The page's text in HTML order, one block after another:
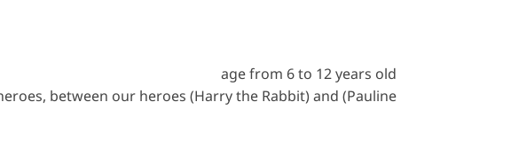
age from 6 to 12 years old
between our heroes (Harry the Rabbit) and (Pauline